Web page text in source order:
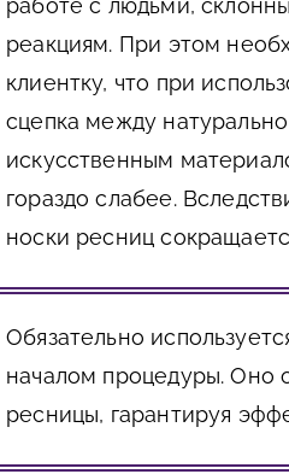
работе с людьми,
реакциям. При этом
клиентку, что при
сцепка между
искусственным
гораздо слабее.
носки ресниц
Обязательно
началом процедуры. Оно
ресницы, гарантируя